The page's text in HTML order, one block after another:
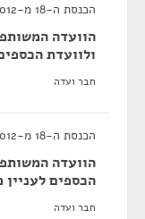
הכנסת ה-18 מ-24/07/2012 עד 05/02/2013
הוועדה
ולוועדת
חבר ועדה
הכנסת ה-18 מ-24/07/2012 עד 05/02/2013
הוועדה
הכספים
חבר ועדה